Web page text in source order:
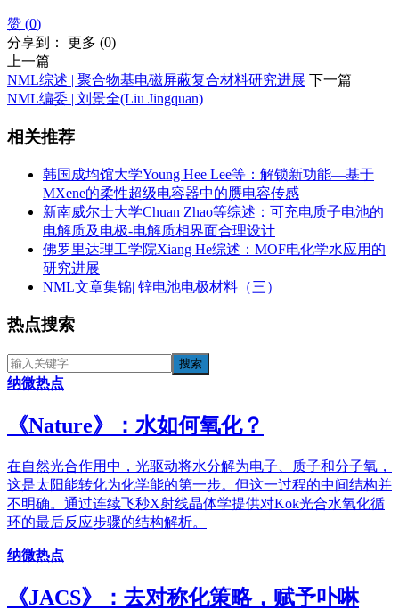
赞 (0)
分享到： 更多 (0)
上一篇
NML综述 | 聚合物基电磁屏蔽复合材料研究进展 下一篇
NML编委 | 刘景全(Liu Jingquan)
相关推荐
韩国成均馆大学Young Hee Lee等：解锁新功能—基于
MXene的柔性超级电容器中的赝电容传感
新南威尔士大学Chuan Zhao等综述：可充电质子电池的
电解质及电极-电解质相界面合理设计
佛罗里达理工学院Xiang He综述：MOF电化学水应用的
研究进展
NML文章集锦| 锌电池电极材料（三）
热点搜索
纳微热点
《​Nature》：水如何氧化？
在自然光合作用中，光驱动将水分解为电子、质子和分子氧，
这是太阳能转化为化学能的第一步。但这一过程的中间结构并
不明确。通过连续飞秒X射线晶体学提供对Kok光合水氧化循
环的最后反应步骤的结构解析。
纳微热点
《JACS》：去对称化策略，赋予卟啉